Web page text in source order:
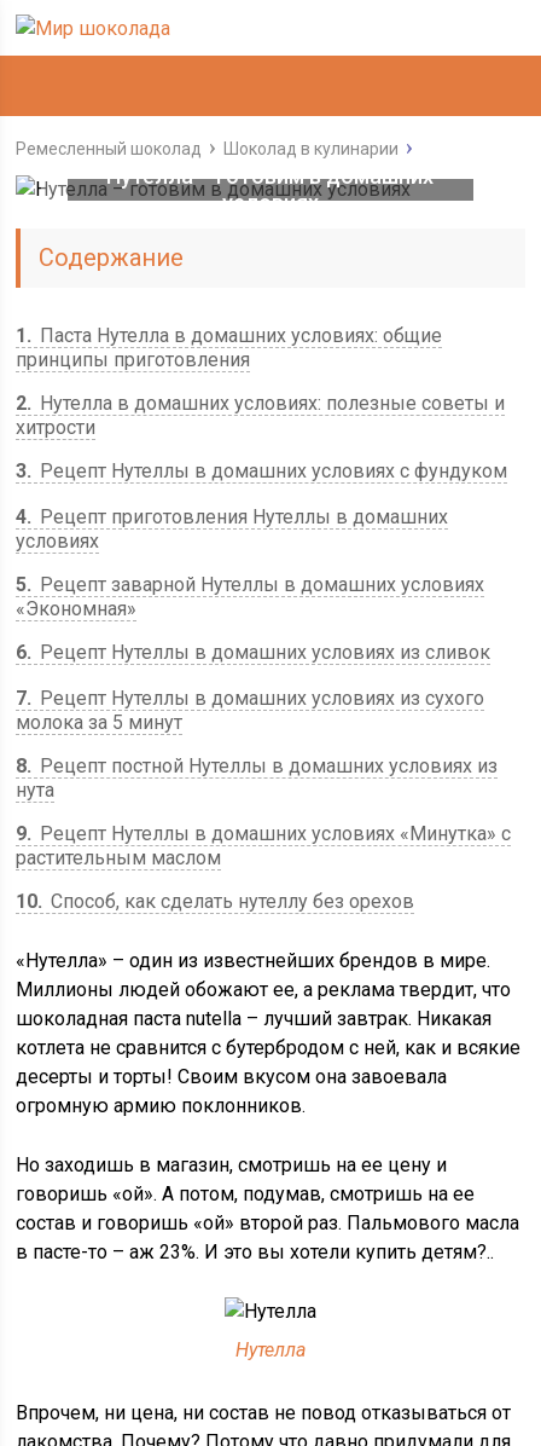
Ремесленный шоколад Шоколад в кулинарии
Нутелла – готовим в домашних
условиях
Содержание
1
Паста Нутелла в домашних условиях: общие
принципы приготовления
2
Нутелла в домашних условиях: полезные советы и
хитрости
3
Рецепт Нутеллы в домашних условиях с фундуком
4
Рецепт приготовления Нутеллы в домашних
условиях
5
Рецепт заварной Нутеллы в домашних условиях
«Экономная»
6
Рецепт Нутеллы в домашних условиях из сливок
7
Рецепт Нутеллы в домашних условиях из сухого
молока за 5 минут
8
Рецепт постной Нутеллы в домашних условиях из
нута
9
Рецепт Нутеллы в домашних условиях «Минутка» с
растительным маслом
10 Способ, как сделать нутеллу без орехов
«Нутелла» – один из известнейших брендов в мире.
Миллионы людей обожают ее, а реклама твердит, что
шоколадная паста nutella – лучший завтрак. Никакая
котлета не сравнится с бутербродом с ней, как и всякие
десерты и торты! Своим вкусом она завоевала
огромную армию поклонников.
Но заходишь в магазин, смотришь на ее цену и
говоришь «ой». А потом, подумав, смотришь на ее
состав и говоришь «ой» второй раз. Пальмового масла
в пасте-то – аж 23%. И это вы хотели купить детям?..
Нутелла
Впрочем, ни цена, ни состав не повод отказываться от